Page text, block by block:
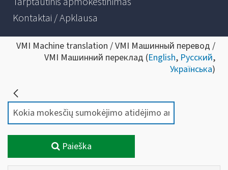
Kontaktai / Apklausa
VMI Machine translation / VMI Машинный перевод /
VMI Машинний переклад (English, Русский,
Українська)
Paieška